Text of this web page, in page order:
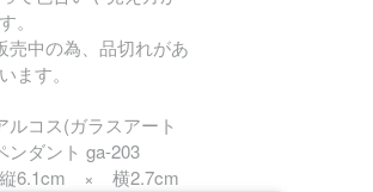
。
売中の為、品切れがあ
ます。
ルコス(ガラスアート
ンダント ga-203
縦6.1cm × 横2.7cm